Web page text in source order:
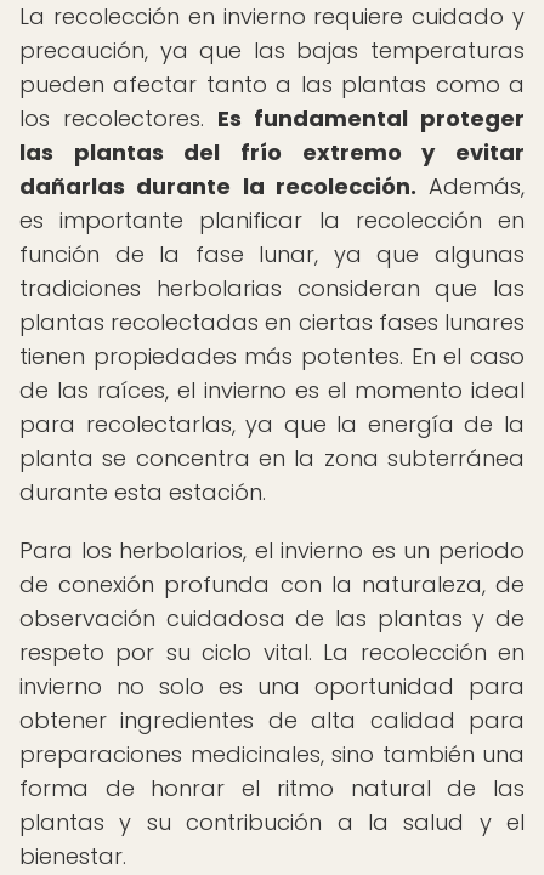
La recolección en invierno requiere cuidado y
precaución, ya que las bajas temperaturas
pueden afectar tanto a las plantas como a
los recolectores. Es fundamental proteger
las plantas del frío extremo y evitar
dañarlas durante la recolección. Además,
es importante planificar la recolección en
función de la fase lunar, ya que algunas
tradiciones herbolarias consideran que las
plantas recolectadas en ciertas fases lunares
tienen propiedades más potentes. En el caso
de las raíces, el invierno es el momento ideal
para recolectarlas, ya que la energía de la
planta se concentra en la zona subterránea
durante esta estación.
Para los herbolarios, el invierno es un periodo
de conexión profunda con la naturaleza, de
observación cuidadosa de las plantas y de
respeto por su ciclo vital. La recolección en
invierno no solo es una oportunidad para
obtener ingredientes de alta calidad para
preparaciones medicinales, sino también una
forma de honrar el ritmo natural de las
plantas y su contribución a la salud y el
bienestar.